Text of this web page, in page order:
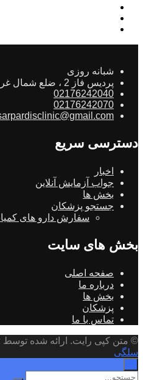
شبانه روزی
پردیس فاز 2 ، ضلع شمال غربی میدان امام
02176242040
02176242070
دسترسی سریع
اخبار
جواب آزمایش آنلاین
بخش ها
جستجو پزشکان
سفارش دارو های
بخش های سایت
صفحه اصلی
درباره ما
بخش ها
پزشکان
تماس با ما
© متن کپی رایت. ارائه شده توسط
سلگی